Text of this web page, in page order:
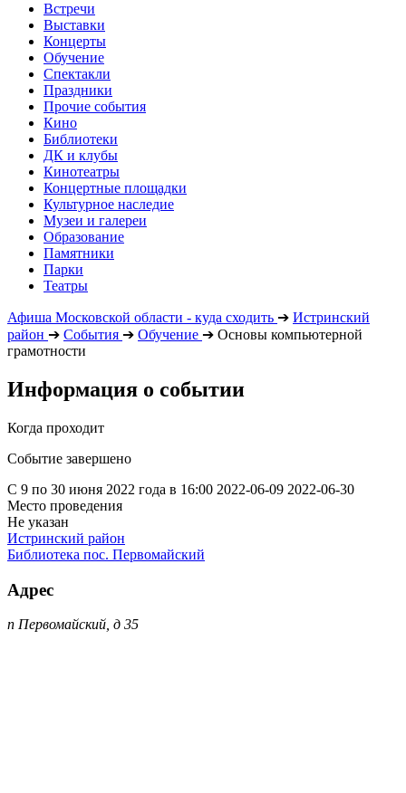
Встречи
Выставки
Концерты
Обучение
Спектакли
Праздники
Прочие события
Кино
Библиотеки
ДК и клубы
Кинотеатры
Концертные площадки
Культурное наследие
Музеи и галереи
Образование
Памятники
Парки
Театры
Афиша Московской области - куда сходить ➔ Истринский
район ➔ События ➔ Обучение ➔ Основы компьютерной
грамотности
Информация о событии
Когда проходит
Событие завершено
С 9 по 30 июня 2022 года в 16:00 2022-06-09 2022-06-30
Место проведения
Не указан
Истринский район
Библиотека пос. Первомайский
Адрес
п Первомайский, д 35